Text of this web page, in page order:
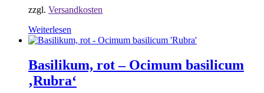
zzgl. Versandkosten
Weiterlesen
Basilikum, rot – Ocimum basilicum
‚Rubra‘